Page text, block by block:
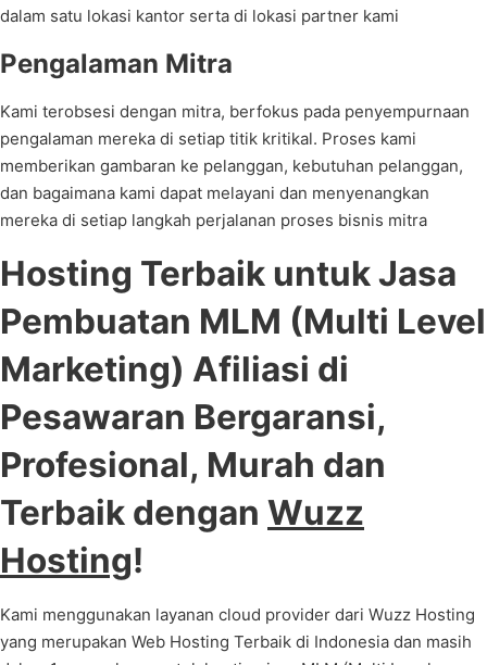
dalam satu lokasi kantor serta di lokasi partner kami
Pengalaman Mitra
Kami terobsesi dengan mitra, berfokus pada penyempurnaan
pengalaman mereka di setiap titik kritikal. Proses kami
memberikan gambaran ke pelanggan, kebutuhan pelanggan,
dan bagaimana kami dapat melayani dan menyenangkan
mereka di setiap langkah perjalanan proses bisnis mitra
Hosting Terbaik untuk Jasa
Pembuatan MLM (Multi Level
Marketing) Afiliasi di
Pesawaran Bergaransi,
Profesional, Murah dan
Terbaik dengan Wuzz
Hosting!
Kami menggunakan layanan cloud provider dari Wuzz Hosting
yang merupakan Web Hosting Terbaik di Indonesia dan masih